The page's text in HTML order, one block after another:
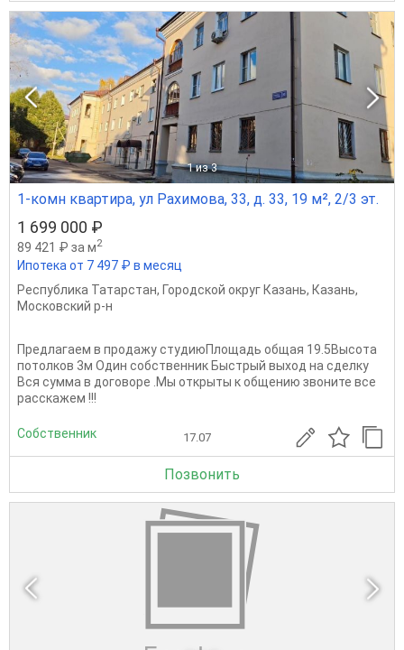
1 из 3
1-комн квартира, ул Рахимова, 33, д. 33, 19 м², 2/3 эт.
1 699 000 ₽
89 421 ₽ за м2
Ипотека от 7 497 ₽ в месяц
Республика Татарстан, Городской округ Казань, Казань,
Московский р-н
Предлагаем в продажу студиюПлощадь общая 19.5Высота
потолков 3м Один собственник Быстрый выход на сделку
Вся сумма в договоре .Мы открыты к общению звоните все
расскажем !!!
Собственник 17.07
Позвонить